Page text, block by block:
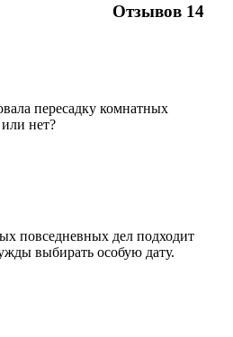
Отзывов 14
пересадку комнатных
нет?
повседневных дел подходит
выбирать особую дату.